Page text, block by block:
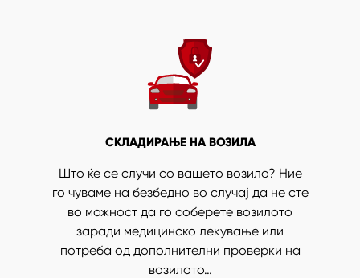
СКЛАДИРАЊЕ НА ВОЗИЛА
Што ќе се случи со вашето возило? Ние
го чуваме на безбедно во случај да не сте
во можност да го соберете возилото
заради медицинско лекување или
потреба од дополнителни проверки на
возилото…